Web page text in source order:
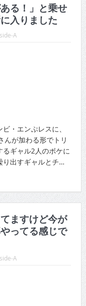
る！」と乗せ
入りました
A
・エンぷレスに、
んが加わる形でトリ
ギャル2人のボケに
出すギャルとチ…
ますけど今が
ってる感じで
A